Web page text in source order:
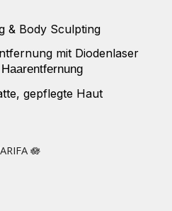
& Body Sculpting
mit Diodenlaser
Haarentfernung
gepflegte Haut
🪷